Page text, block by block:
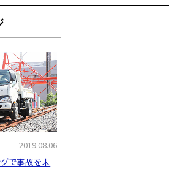
2019.08.06
で事故を未